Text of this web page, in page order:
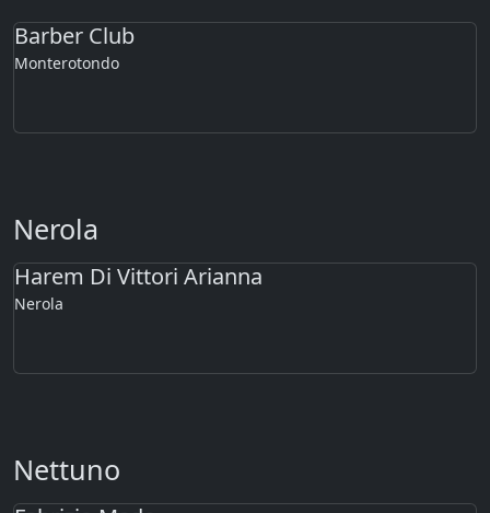
Barber Club
Monterotondo
Nerola
Harem Di Vittori Arianna
Nerola
Nettuno